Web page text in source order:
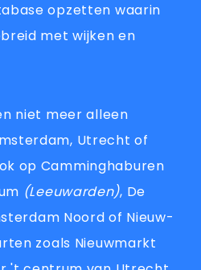
opzetten waarin
met wijken en
niet meer alleen
Utrecht of
op Camminghaburen
(Leeuwarden), De
Noord of Nieuw-
zoals Nieuwmarkt